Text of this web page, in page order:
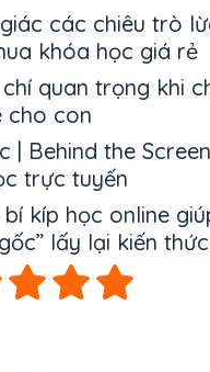
các chiêu trò
khóa học giá rẻ
quan trọng khi
cho con
| Behind the
trực tuyến
kíp học online
lấy lại kiến